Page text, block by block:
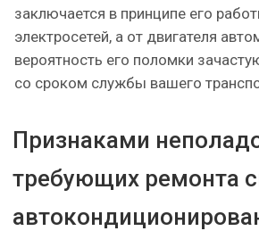
заключается в принципе его
электросетей, а от двигателя
вероятность его поломки
со сроком службы вашего
Признаками
требующих ремонта